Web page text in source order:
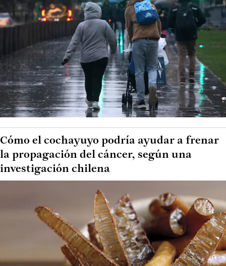
Cómo el cochayuyo podría ayudar a frenar
la propagación del cáncer, según una
investigación chilena